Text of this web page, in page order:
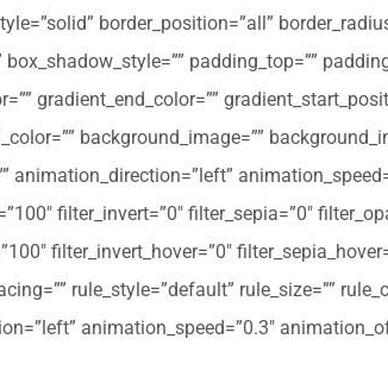
border_position=”all”
padding_top=””
gradient_end_color=””
background_image=””
animation_direction=”left”
filter_invert=”0″ filter_sepia=”0″
filter_invert_hover=”0″
rule_style=”default” rule_size=””
animation_speed=”0.3″